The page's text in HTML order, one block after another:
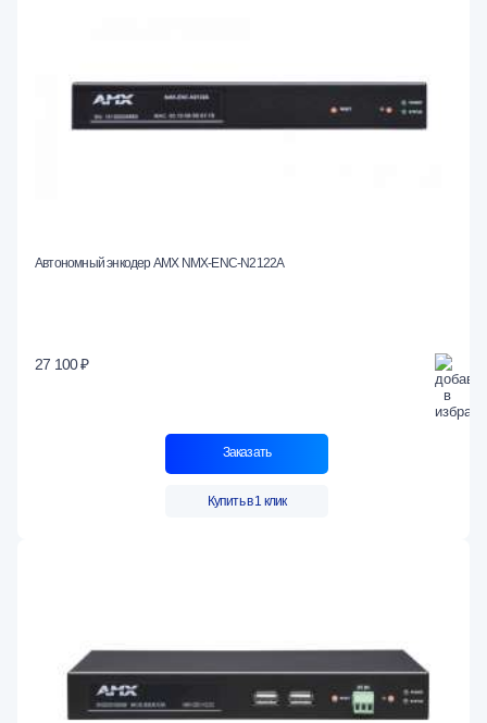
Автономный энкодер AMX NMX-ENC-N2122A
27 100 ₽
Заказать
Купить в 1 клик